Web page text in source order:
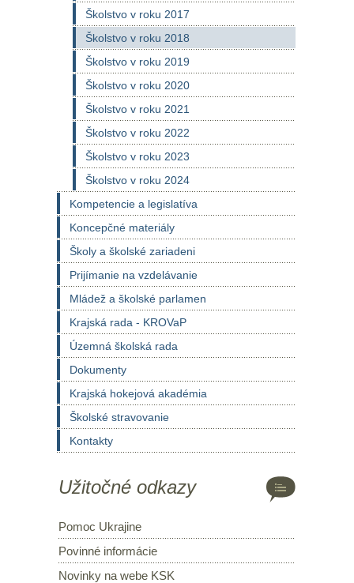
Školstvo v roku 2017
Školstvo v roku 2018
Školstvo v roku 2019
Školstvo v roku 2020
Školstvo v roku 2021
Školstvo v roku 2022
Školstvo v roku 2023
Školstvo v roku 2024
Kompetencie a legislatíva
Koncepčné materiály
Školy a školské zariadeni
Prijímanie na vzdelávanie
Mládež a školské parlamen
Krajská rada - KROVaP
Územná školská rada
Dokumenty
Krajská hokejová akadémia
Školské stravovanie
Kontakty
Užitočné odkazy
Pomoc Ukrajine
Povinné informácie
Novinky na webe KSK